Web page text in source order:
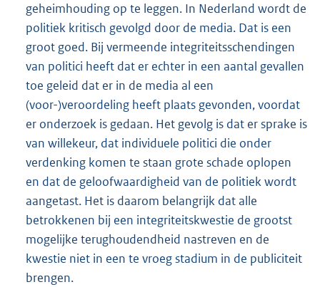
geheimhouding op te leggen. In Nederland wordt de
politiek kritisch gevolgd door de media. Dat is een
groot goed. Bij vermeende integriteitsschendingen
van politici heeft dat er echter in een aantal gevallen
toe geleid dat er in de media al een
(voor-)veroordeling heeft plaats gevonden, voordat
er onderzoek is gedaan. Het gevolg is dat er sprake is
van willekeur, dat individuele politici die onder
verdenking komen te staan grote schade oplopen
en dat de geloofwaardigheid van de politiek wordt
aangetast. Het is daarom belangrijk dat alle
betrokkenen bij een integriteitskwestie de grootst
mogelijke terughoudendheid nastreven en de
kwestie niet in een te vroeg stadium in de publiciteit
brengen.